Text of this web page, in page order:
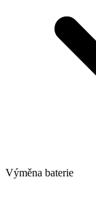
Výměna baterie